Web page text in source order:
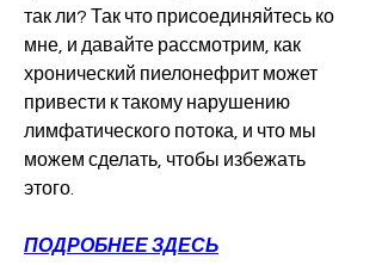
так ли? Так что присоединяйтесь ко
мне, и давайте рассмотрим, как
хронический пиелонефрит может
привести к такому нарушению
лимфатического потока, и что мы
можем сделать, чтобы избежать
этого.
ПОДРОБНЕЕ ЗДЕСЬ